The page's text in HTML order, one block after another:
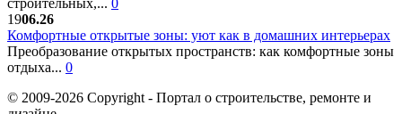
1906.26
Комфортные открытые зоны: уют как в домашних интерьерах
Преобразование открытых пространств: как комфортные зоны
отдыха... 0
© 2009-2026 Copyright - Портал о строительстве, ремонте и